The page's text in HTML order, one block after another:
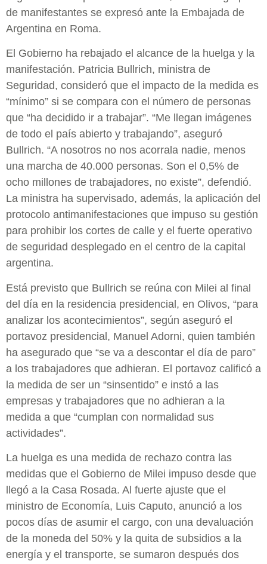
de manifestantes se expresó ante la Embajada de
Argentina en Roma.
El Gobierno ha rebajado el alcance de la huelga y la
manifestación. Patricia Bullrich, ministra de
Seguridad, consideró que el impacto de la medida es
“mínimo” si se compara con el número de personas
que “ha decidido ir a trabajar”. “Me llegan imágenes
de todo el país abierto y trabajando”, aseguró
Bullrich. “A nosotros no nos acorrala nadie, menos
una marcha de 40.000 personas. Son el 0,5% de
ocho millones de trabajadores, no existe”, defendió.
La ministra ha supervisado, además, la aplicación del
protocolo antimanifestaciones que impuso su gestión
para prohibir los cortes de calle y el fuerte operativo
de seguridad desplegado en el centro de la capital
argentina.
Está previsto que Bullrich se reúna con Milei al final
del día en la residencia presidencial, en Olivos, “para
analizar los acontecimientos”, según aseguró el
portavoz presidencial, Manuel Adorni, quien también
ha asegurado que “se va a descontar el día de paro”
a los trabajadores que adhieran. El portavoz calificó a
la medida de ser un “sinsentido” e instó a las
empresas y trabajadores que no adhieran a la
medida a que “cumplan con normalidad sus
actividades”.
La huelga es una medida de rechazo contra las
medidas que el Gobierno de Milei impuso desde que
llegó a la Casa Rosada. Al fuerte ajuste que el
ministro de Economía, Luis Caputo, anunció a los
pocos días de asumir el cargo, con una devaluación
de la moneda del 50% y la quita de subsidios a la
energía y el transporte, se sumaron después dos